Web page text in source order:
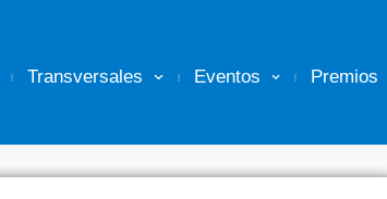
Transversales Eventos Premios